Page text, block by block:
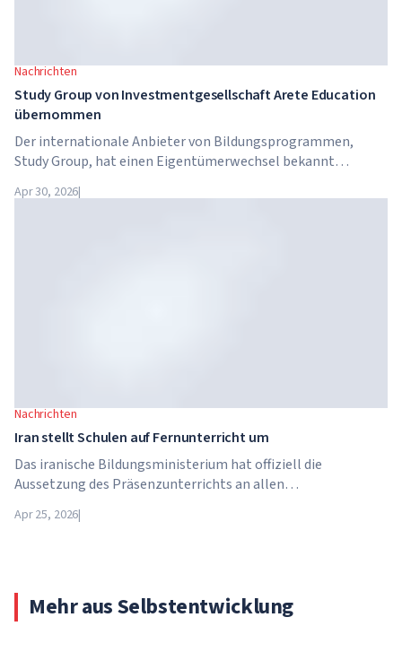
Nachrichten
Study Group von Investmentgesellschaft Arete Education
übernommen
Der internationale Anbieter von Bildungsprogrammen,
Study Group, hat einen Eigentümerwechsel bekannt
übernommen – einer Investmentstruktur im
Apr 30, 2026|
Nachrichten
Iran stellt Schulen auf Fernunterricht um
Das iranische Bildungsministerium hat offiziell die
Aussetzung des Präsenzunterrichts an allen
21. April wechseln Schulen, Hochschulen und Universitäten
Apr 25, 2026|
Mehr aus Selbstentwicklung